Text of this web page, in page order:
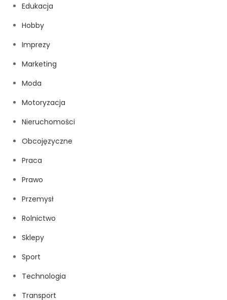
Edukacja
Hobby
Imprezy
Marketing
Moda
Motoryzacja
Nieruchomości
Obcojęzyczne
Praca
Prawo
Przemysł
Rolnictwo
Sklepy
Sport
Technologia
Transport